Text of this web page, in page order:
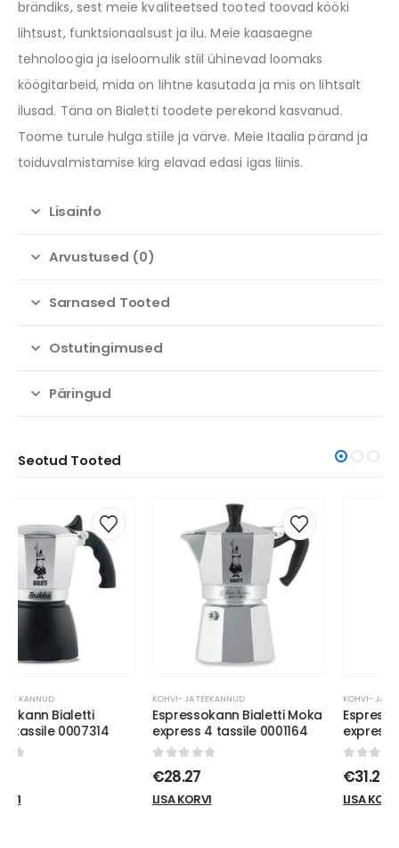
brändiks, sest meie kvaliteetsed tooted toovad kööki
lihtsust, funktsionaalsust ja ilu. Meie kaasaegne
tehnoloogia ja iseloomulik stiil ühinevad loomaks
köögitarbeid, mida on lihtne kasutada ja mis on lihtsalt
ilusad. Täna on Bialetti toodete perekond kasvanud.
Toome turule hulga stiile ja värve. Meie Itaalia pärand ja
toiduvalmistamise kirg elavad edasi igas liinis.
Lisainfo
Arvustused (0)
Sarnased Tooted
Ostutingimused
Päringud
Seotud Tooted
KOHVI- JA TEEKANNUD
Espressokann Bialetti Moka
express 4 tassile 0001164
LISA KORVI
KOHVI- JA TEEKANNUD
Espressokann Bialetti Moka
express 6 tassile 0001163
LISA KORVI